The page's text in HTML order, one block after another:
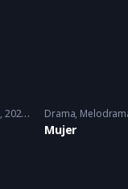
2022 - 2022 Drama,
Mujer